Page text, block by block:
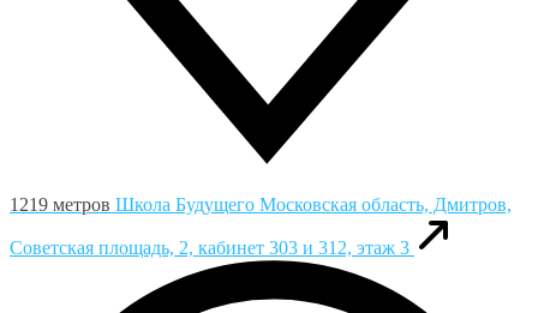
1219 метров Школа Будущего Московская область, Дмитров,
Советская площадь, 2, кабинет 303 и 312, этаж 3